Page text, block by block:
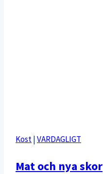
Kost|VARDAGLIGT
Mat och nya skor